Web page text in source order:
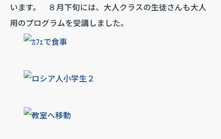
います。 ８月下旬には、大人クラスの生徒さんも大人
用のプログラムを受講しました。